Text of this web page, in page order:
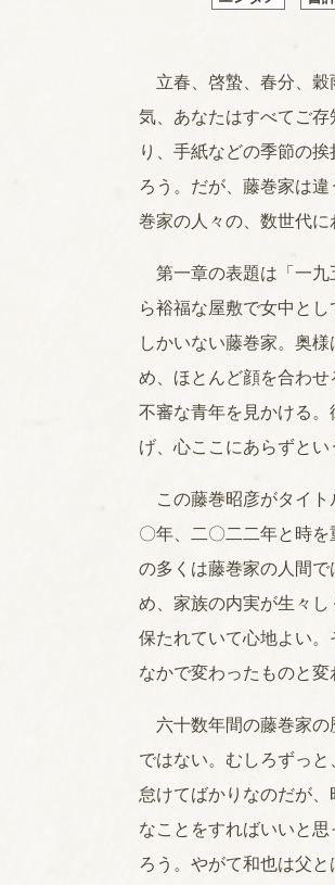
立春、啓蟄、春分、穀
気、あなたはすべてご
り、手紙などの季節の
ろう。だが、藤巻家は
巻家の人々の、数世代に
第一章の表題は「一九
ら裕福な屋敷で女中と
しかいない藤巻家。奥
め、ほとんど顔を合わ
不審な青年を見かける
げ、心ここにあらずと
この藤巻昭彦がタイト
〇年、二〇二二年と時
の多くは藤巻家の人間
め、家族の内実が生々
保たれていて心地よい
なかで変わったものと変
六十数年間の藤巻家の
ではない。むしろずっ
怠けてばかりなのだが
なことをすればいいと
ろう。やがて和也は父